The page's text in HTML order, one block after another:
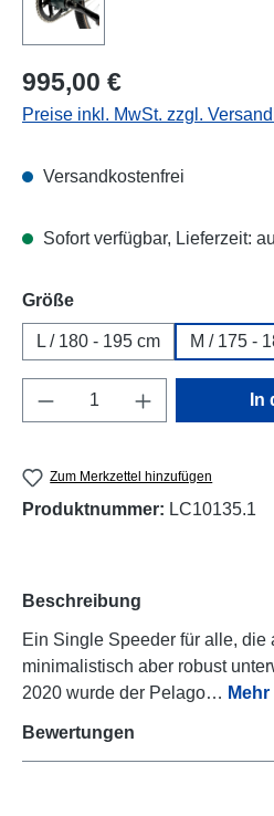
Regulärer Preis:
995,00 €
Preise inkl. MwSt. zzgl.
Versandkostenfrei
Sofort verfügbar, Lieferzeit:
Größeauswählen
L / 180 - 195 cm M / 175 -
Produkt Anzahl: Gib In
Zum Merkzettel hinzufügen
Produktnummer: LC10135.1
Beschreibung
Ein Single Speeder für alle, die
minimalistisch aber robust
2020 wurde der Pelago… Mehr
Bewertungen